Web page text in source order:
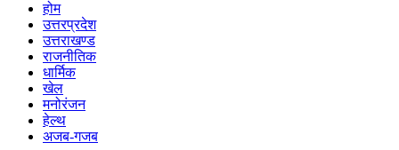
होम
उत्तरप्रदेश
उत्तराखण्ड
राजनीतिक
धार्मिक
खेल
मनोरंजन
हेल्थ
अजब-गजब